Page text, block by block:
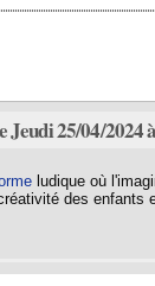
Jeudi 25/04/2024
ludique où
des enfants